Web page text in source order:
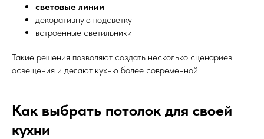
световые линии
декоративную подсветку
встроенные светильники
Такие решения позволяют создать несколько сценариев
освещения и делают кухню более современной.
Как выбрать потолок для своей
кухни